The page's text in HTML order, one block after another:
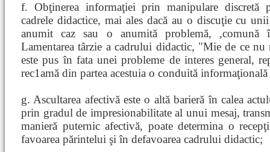
f. Obţinerea informaţiei prin manipulare discretă
cadrele didactice, mai ales dacă au o discuţie cu
anumit caz sau o anumită problemă, ,comună
Lamentarea târzie a cadrului didactic, "Mie de ce
este pus în fata unei probleme de interes general,
rec1amă din partea acestuia o conduită
g. Ascultarea afectivă este o altă barieră în calea
prin gradul de impresionabilitate al unui mesaj,
manieră puternic afectivă, poate determina o
favoarea părintelui şi în defavoarea cadrului didactic;